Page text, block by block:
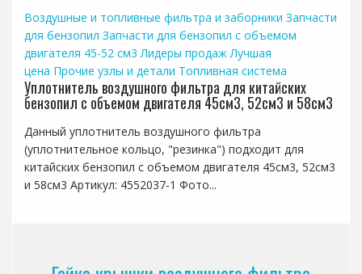
Воздушные и топливные фильтра и заборники Запчасти
для бензопил Запчасти для бензопил с объемом
двигателя 45-52 см3 Лидеры продаж Лучшая
цена Прочие узлы и детали Топливная система
Уплотнитель воздушного фильтра для китайских
бензопил с объемом двигателя 45см3, 52см3 и 58см3
Данный уплотнитель воздушного фильтра
(уплотнительное кольцо, "резинка") подходит для
китайских бензопил с объемом двигателя 45см3, 52см3
и 58см3 Артикул: 4552037-1 Фото...